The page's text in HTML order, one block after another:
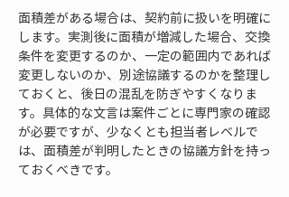
面積差がある場合は、契約前に扱いを明確に
します。実測後に面積が増減した場合、交換
条件を変更するのか、一定の範囲内であれば
変更しないのか、別途協議するのかを整理し
ておくと、後日の混乱を防ぎやすくなりま
す。具体的な文言は案件ごとに専門家の確認
が必要ですが、少なくとも担当者レベルで
は、面積差が判明したときの協議方針を持っ
ておくべきです。